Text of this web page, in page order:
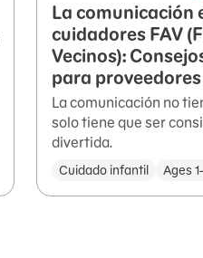
La comunicación
cuidadores FAV
Vecinos):
para proveedores
La comunicación no
solo tiene que ser
divertida.
Cuidado infantil Ages